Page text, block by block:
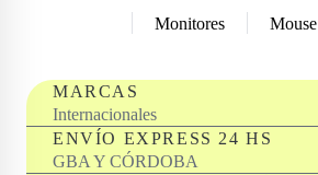
Monitores Mouse
MARCAS
Internacionales
ENVÍO EXPRESS 24 HS
GBA Y CÓRDOBA